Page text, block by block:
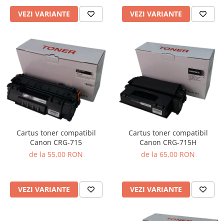
VEZI VARIANTE VEZI VARIANTE
Cartus toner compatibil
Canon CRG-715
de la 55,00 RON
VEZI VARIANTE
Cartus toner compatibil
Canon CRG-715H
de la 65,00 RON
VEZI VARIANTE